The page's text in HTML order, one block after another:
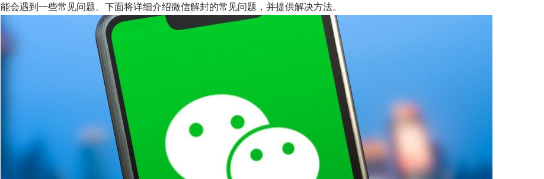
能会遇到一些常见问题。下面将详细介绍微信解封的常见问题，并提供解决方法。